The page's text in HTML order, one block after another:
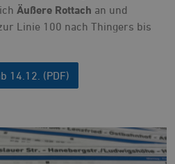
Äußere Rottach an und
Linie 100 nach Thingers bis
14.12. (PDF)